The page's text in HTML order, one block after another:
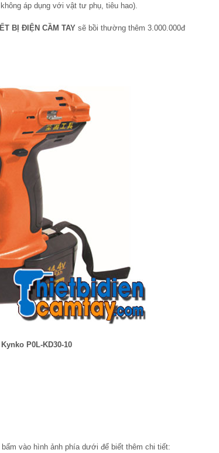
áp dụng với vật tư phụ, tiêu hao).
BỊ ĐIỆN CẦM TAY sẽ bồi thường thêm 3.000.000đ
P0L-KD30-10
vào hình ảnh phía dưới để biết thêm chi tiết: